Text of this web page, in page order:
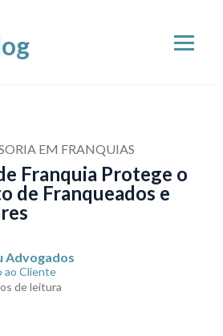
EM FRANQUIAS
Franquia Protege o
de Franqueados e
Advogados
ao Cliente
de leitura